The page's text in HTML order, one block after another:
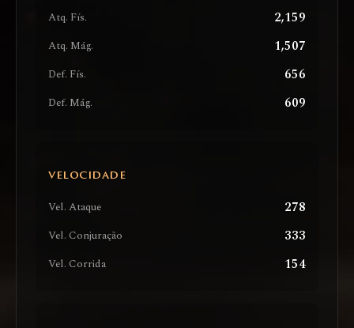
Atq. Fís. 2,159
Atq. Mág. 1,507
Def. Fís. 656
Def. Mág. 609
VELOCIDADE
Vel. Ataque 278
Vel. Conjuração 333
Vel. Corrida 154